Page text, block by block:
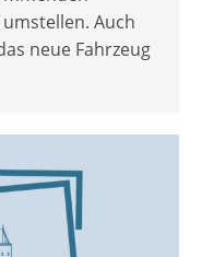
Auch
neue Fahrzeug